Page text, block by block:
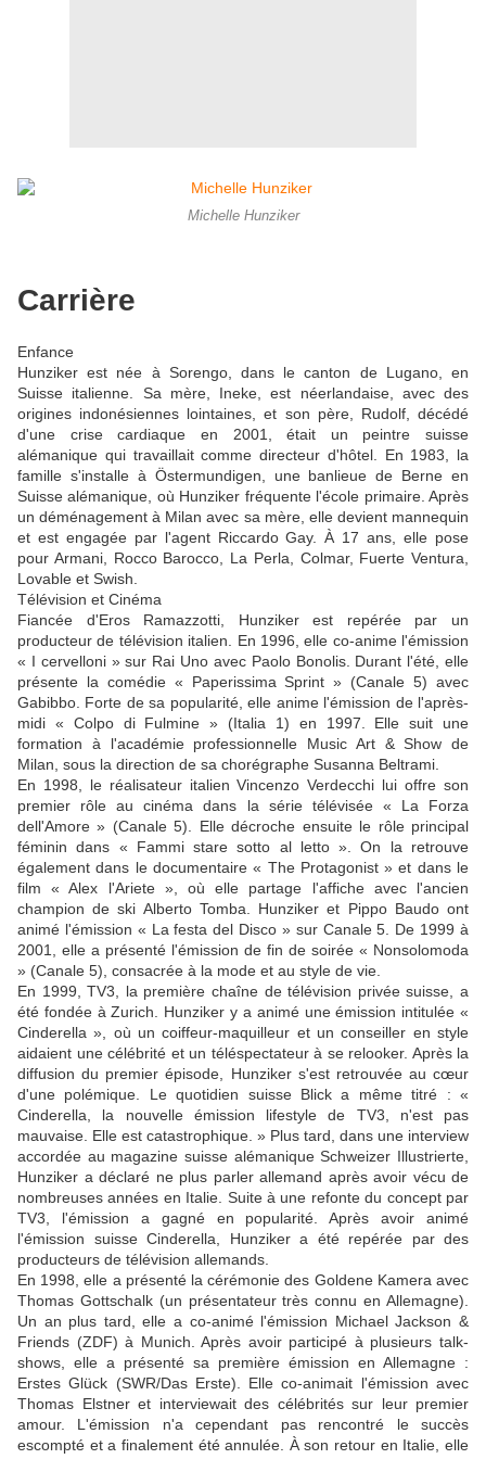
Michelle Hunziker
Carrière
Enfance
Hunziker est née à Sorengo, dans le canton de Lugano, en
Suisse italienne. Sa mère, Ineke, est néerlandaise, avec des
origines indonésiennes lointaines, et son père, Rudolf, décédé
d'une crise cardiaque en 2001, était un peintre suisse
alémanique qui travaillait comme directeur d'hôtel. En 1983, la
famille s'installe à Östermundigen, une banlieue de Berne en
Suisse alémanique, où Hunziker fréquente l'école primaire. Après
un déménagement à Milan avec sa mère, elle devient mannequin
et est engagée par l'agent Riccardo Gay. À 17 ans, elle pose
pour Armani, Rocco Barocco, La Perla, Colmar, Fuerte Ventura,
Lovable et Swish.
Télévision et Cinéma
Fiancée d'Eros Ramazzotti, Hunziker est repérée par un
producteur de télévision italien. En 1996, elle co-anime l'émission
« I cervelloni » sur Rai Uno avec Paolo Bonolis. Durant l'été, elle
présente la comédie « Paperissima Sprint » (Canale 5) avec
Gabibbo. Forte de sa popularité, elle anime l'émission de l'après-
midi « Colpo di Fulmine » (Italia 1) en 1997. Elle suit une
formation à l'académie professionnelle Music Art & Show de
Milan, sous la direction de sa chorégraphe Susanna Beltrami.
En 1998, le réalisateur italien Vincenzo Verdecchi lui offre son
premier rôle au cinéma dans la série télévisée « La Forza
dell'Amore » (Canale 5). Elle décroche ensuite le rôle principal
féminin dans « Fammi stare sotto al letto ». On la retrouve
également dans le documentaire « The Protagonist » et dans le
film « Alex l'Ariete », où elle partage l'affiche avec l'ancien
champion de ski Alberto Tomba. Hunziker et Pippo Baudo ont
animé l'émission « La festa del Disco » sur Canale 5. De 1999 à
2001, elle a présenté l'émission de fin de soirée « Nonsolomoda
» (Canale 5), consacrée à la mode et au style de vie.
En 1999, TV3, la première chaîne de télévision privée suisse, a
été fondée à Zurich. Hunziker y a animé une émission intitulée «
Cinderella », où un coiffeur-maquilleur et un conseiller en style
aidaient une célébrité et un téléspectateur à se relooker. Après la
diffusion du premier épisode, Hunziker s'est retrouvée au cœur
d'une polémique. Le quotidien suisse Blick a même titré : «
Cinderella, la nouvelle émission lifestyle de TV3, n'est pas
mauvaise. Elle est catastrophique. » Plus tard, dans une interview
accordée au magazine suisse alémanique Schweizer Illustrierte,
Hunziker a déclaré ne plus parler allemand après avoir vécu de
nombreuses années en Italie. Suite à une refonte du concept par
TV3, l'émission a gagné en popularité. Après avoir animé
l'émission suisse Cinderella, Hunziker a été repérée par des
producteurs de télévision allemands.
En 1998, elle a présenté la cérémonie des Goldene Kamera avec
Thomas Gottschalk (un présentateur très connu en Allemagne).
Un an plus tard, elle a co-animé l'émission Michael Jackson &
Friends (ZDF) à Munich. Après avoir participé à plusieurs talk-
shows, elle a présenté sa première émission en Allemagne :
Erstes Glück (SWR/Das Erste). Elle co-animait l'émission avec
Thomas Elstner et interviewait des célébrités sur leur premier
amour. L'émission n'a cependant pas rencontré le succès
escompté et a finalement été annulée. À son retour en Italie, elle